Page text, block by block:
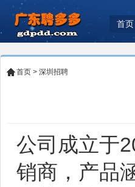
首页
首页 > 深圳招聘
公司成立于
销商，产品